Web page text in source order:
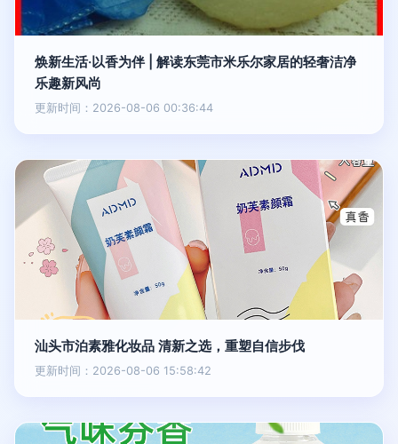
焕新生活·以香为伴 | 解读东莞市米乐尔家居的轻奢洁净
乐趣新风尚
更新时间：2026-08-06 00:36:44
汕头市泊素雅化妆品 清新之选，重塑自信步伐
更新时间：2026-08-06 15:58:42